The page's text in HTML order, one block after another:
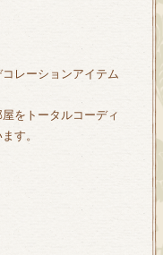
レーションアイテム
をトータルコーディ
す。